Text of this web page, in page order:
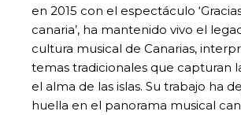
en 2015 con el espectáculo
canaria’, ha mantenido vivo el
cultura musical de Canarias,
temas tradicionales que capturan
el alma de las islas. Su trabajo ha
huella en el panorama musical